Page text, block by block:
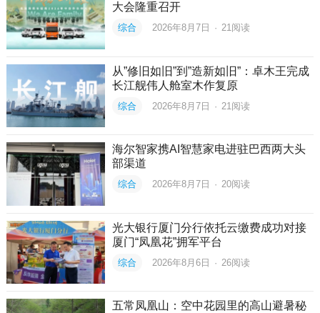
大会隆重召开
综合 2026年8月7日 · 21阅读
从”修旧如旧”到”造新如旧”：卓木王完成
长江舰伟人舱室木作复原
综合 2026年8月7日 · 21 阅读
海尔智家携AI智慧家电进驻巴西两大头
部渠道
综合 2026年8月7日 · 20阅读
光大银行厦门分行依托云缴费成功对接
厦门“凤凰花”拥军平台
综合 2026年8月6日 · 26阅读
五常凤凰山：空中花园里的高山避暑秘